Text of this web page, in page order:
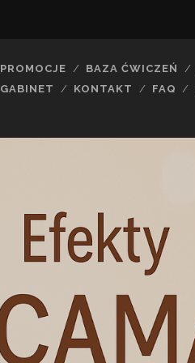
PROMOCJE BAZA ĆWICZEŃ
GABINET
KONTAKT FAQ